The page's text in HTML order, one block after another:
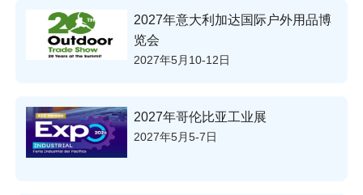
2027年意大利加达国际户外用品博
览会
2027年5月10-12日
2027年哥伦比亚工业展
2027年5月5-7日